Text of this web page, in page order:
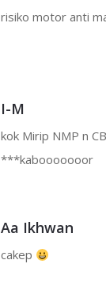
risiko motor anti
I-M
kok Mirip NMP n
***kabooooooor
Aa Ikhwan
cakep